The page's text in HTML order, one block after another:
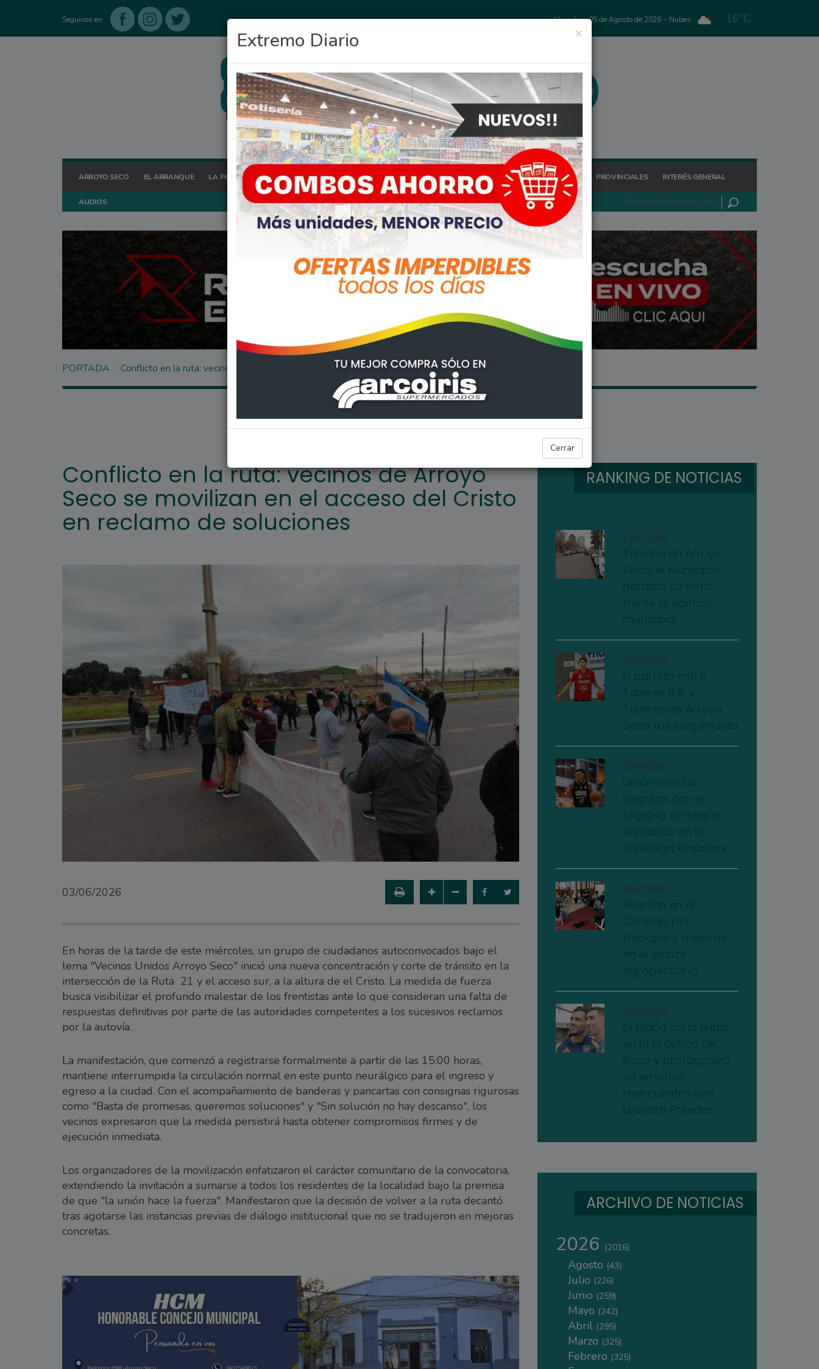
Seguinos en Miercoles, 05 de Agosto de 2026 - Nubes 16°C
ARROYO SECO EL ARRANQUE LA POSTA HOY OCIO DEPORTES FIGHIERA GENERAL LAGOS POLICIALES REGIONALES PROVINCIALES INTERÉS GENERAL
AUDIOS
×
Extremo Diario
Cerrar
PORTADA Conflicto en la ruta: vecinos de Arroyo Seco se movilizan en el acceso del Cristo en reclamo de soluciones
ARROYO SECO
Conflicto en la ruta: vecinos de Arroyo
Seco se movilizan en el acceso del Cristo
en reclamo de soluciones
03/06/2026
En horas de la tarde de este miércoles, un grupo de ciudadanos autoconvocados bajo el
lema "Vecinos Unidos Arroyo Seco" inició una nueva concentración y corte de tránsito en la
intersección de la Ruta 21 y el acceso sur, a la altura de el Cristo. La medida de fuerza
busca visibilizar el profundo malestar de los frentistas ante lo que consideran una falta de
respuestas definitivas por parte de las autoridades competentes a los sucesivos reclamos
por la autovía.
La manifestación, que comenzó a registrarse formalmente a partir de las 15:00 horas,
mantiene interrumpida la circulación normal en este punto neurálgico para el ingreso y
egreso a la ciudad. Con el acompañamiento de banderas y pancartas con consignas rigurosas
como "Basta de promesas, queremos soluciones" y "Sin solución no hay descanso", los
vecinos expresaron que la medida persistirá hasta obtener compromisos firmes y de
ejecución inmediata.
Los organizadores de la movilización enfatizaron el carácter comunitario de la convocatoria,
extendiendo la invitación a sumarse a todos los residentes de la localidad bajo la premisa
de que "la unión hace la fuerza". Manifestaron que la decisión de volver a la ruta decantó
tras agotarse las instancias previas de diálogo institucional que no se tradujeron en mejoras
concretas.
RANKING DE NOTICIAS
31/07/2026
31/07/2026
01/08/2026
31/07/2026
01/08/2026
ARCHIVO DE NOTICIAS
2026 (2016)
Agosto (43)
Julio (226)
Junio (259)
Mayo (242)
Abril (295)
Marzo (325)
Febrero (325)